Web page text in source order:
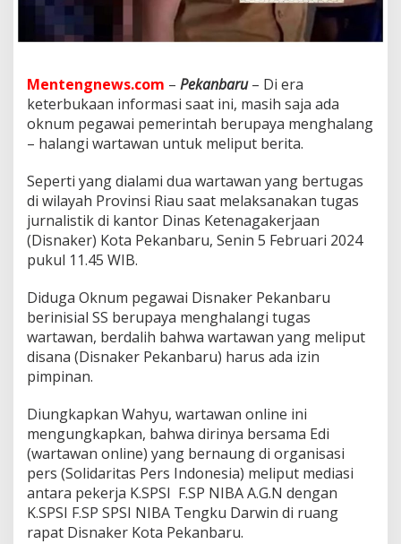
h
u
S
,
T
P
.
M
,
E
a
l
u
K
i
n
e
r
j
a
D
Mentengnews.com – Pekanbaru– Di era
keterbukaan informasi saat ini, masih saja ada
oknum pegawai pemerintah berupaya menghalang
– halangi wartawan untuk meliput berita.
Seperti yang dialami dua wartawan yang bertugas
di wilayah Provinsi Riau saat melaksanakan tugas
jurnalistik di kantor Dinas Ketenagakerjaan
(Disnaker) Kota Pekanbaru, Senin 5 Februari 2024
pukul 11.45 WIB.
Diduga Oknum pegawai Disnaker Pekanbaru
berinisial SS berupaya menghalangi tugas
wartawan, berdalih bahwa wartawan yang meliput
disana (Disnaker Pekanbaru) harus ada izin
pimpinan.
Diungkapkan Wahyu, wartawan online ini
mengungkapkan, bahwa dirinya bersama Edi
(wartawan online) yang bernaung di organisasi
pers (Solidaritas Pers Indonesia) meliput mediasi
antara pekerja K.SPSI F.SP NIBA A.G.N dengan
K.SPSI F.SP SPSI NIBA Tengku Darwin di ruang
rapat Disnaker Kota Pekanbaru.